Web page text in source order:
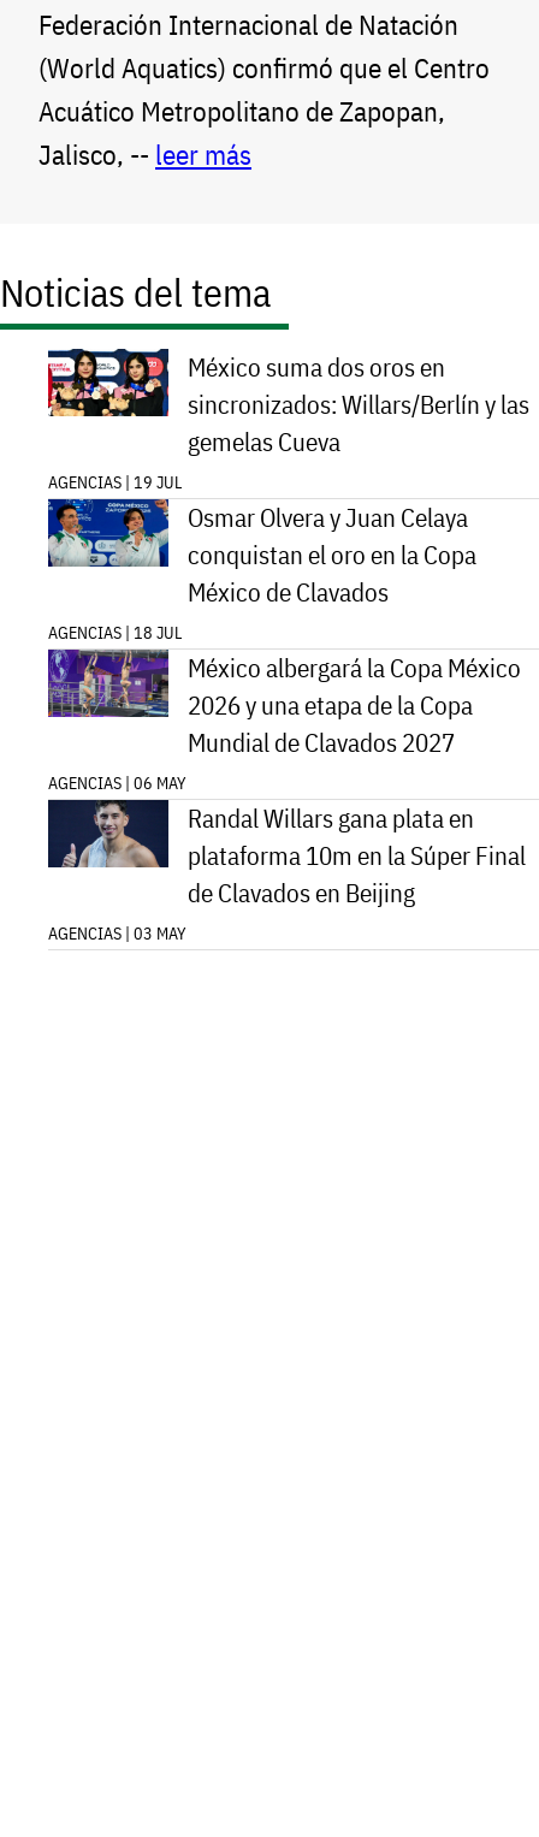
Federación Internacional de Natación
(World Aquatics) confirmó que el Centro
Acuático Metropolitano de Zapopan,
Jalisco, -- leer más
Noticias del tema
México suma dos oros en
sincronizados: Willars/Berlín y las
gemelas Cueva
AGENCIAS | 19 JUL
Osmar Olvera y Juan Celaya
conquistan el oro en la Copa
México de Clavados
AGENCIAS | 18 JUL
México albergará la Copa México
2026 y una etapa de la Copa
Mundial de Clavados 2027
AGENCIAS | 06 MAY
Randal Willars gana plata en
plataforma 10m en la Súper Final
de Clavados en Beijing
AGENCIAS | 03 MAY